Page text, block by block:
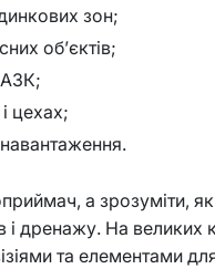
зон;
об’єктів;
АЗК;
цехах;
а зрозуміти,
і дренажу. На
та елементами